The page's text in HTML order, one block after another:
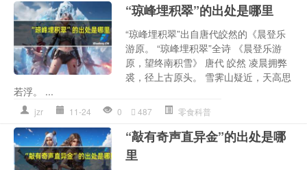
“琼峰埋积翠”的出处是哪里
“琼峰埋积翠”出自唐代皎然的《晨登乐
游原。 “琼峰埋积翠”全诗 《晨登乐游
原，望终南积雪》 唐代 皎然 凌晨拥弊
裘，径上古原头。 雪霁山疑近，天高思
若浮。 ...
jzr 11-24 0 487 零食科普
“敲有奇声直异金”的出处是哪
里